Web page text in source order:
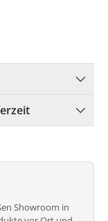
Showroom in